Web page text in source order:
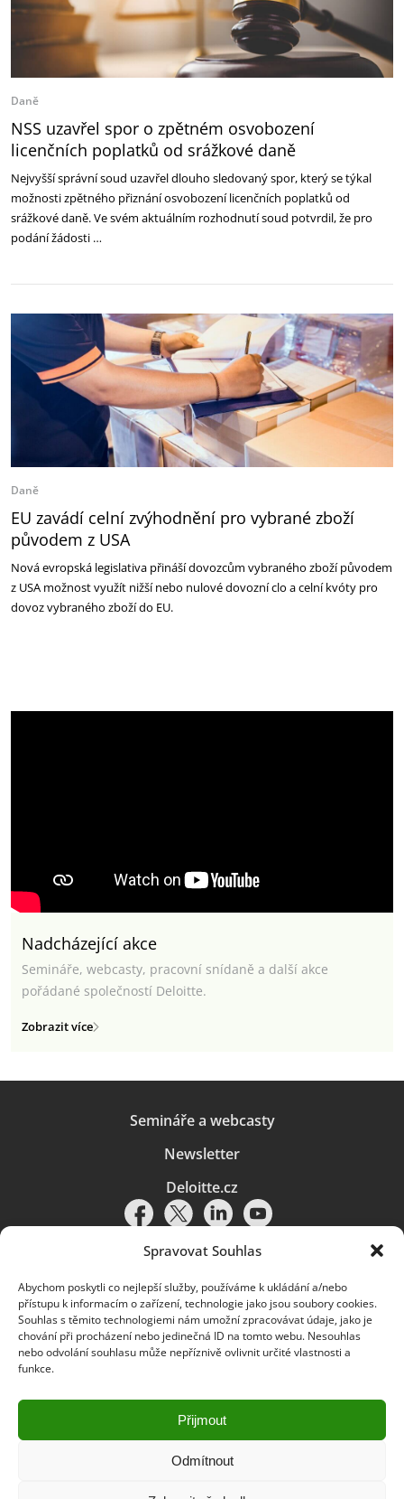
Spravovat Souhlas
Abychom poskytli co nejlepší služby, používáme k ukládání a/nebo
přístupu k informacím o zařízení, technologie jako jsou soubory cookies.
Souhlas s těmito technologiemi nám umožní zpracovávat údaje, jako je
chování při procházení nebo jedinečná ID na tomto webu. Nesouhlas
nebo odvolání souhlasu může nepříznivě ovlivnit určité vlastnosti a
funkce.
Přijmout
Odmítnout
Daně
NSS uzavřel spor o zpětném osvobození
licenčních poplatků od srážkové daně
Nejvyšší správní soud uzavřel dlouho sledovaný spor, který se týkal
možnosti zpětného přiznání osvobození licenčních poplatků od
srážkové daně. Ve svém aktuálním rozhodnutí soud potvrdil, že pro
podání žádosti …
Daně
EU zavádí celní zvýhodnění pro vybrané zboží
původem z USA
Nová evropská legislativa přináší dovozcům vybraného zboží původem
z USA možnost využít nižší nebo nulové dovozní clo a celní kvóty pro
dovoz vybraného zboží do EU.
Nadcházející akce
Semináře, webcasty, pracovní snídaně a další akce
pořádané společností Deloitte.
Zobrazit více
Semináře a webcasty
Newsletter
Deloitte.cz
Pravidla používání|Ochrana osobních údajů|Soubory cookies |
Deloitte.cz
© 2026. Více informací najdete vPravidlech používání.
Deloitte označuje jednu či více společností globální sítě členských
a přidružené subjekty (souhrnně „organizace Deloitte“). Společnost DTTL
(rovněž označovaná jako „Deloitte Global“) a každá z jejích členských
společností a jejich přidružených subjektů je samostatným a nezávislým
právním subjektem, který není oprávněn zavazovat nebo přijímat závazky
za jinou z těchto členských společností a jejich přidružených subjektů ve